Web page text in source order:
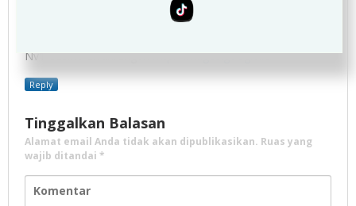
Nv1 Casino Erfahrungenhttp://images.google.ie/
Reply
Tinggalkan Balasan
Alamat email Anda tidak akan dipublikasikan. Ruas yang
wajib ditandai *